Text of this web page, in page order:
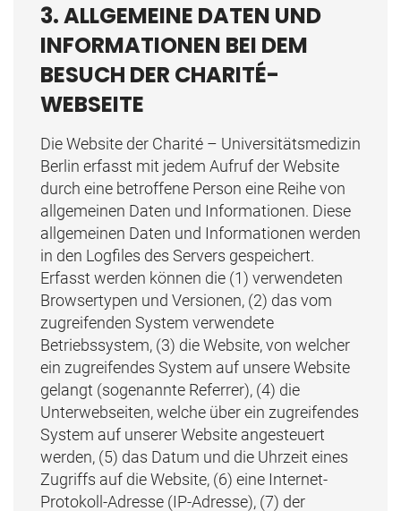
3. ALLGEMEINE DATEN UND
INFORMATIONEN BEI DEM
BESUCH DER CHARITÉ-
WEBSEITE
Die Website der Charité – Universitätsmedizin
Berlin erfasst mit jedem Aufruf der Website
durch eine betroffene Person eine Reihe von
allgemeinen Daten und Informationen. Diese
allgemeinen Daten und Informationen werden
in den Logfiles des Servers gespeichert.
Erfasst werden können die (1) verwendeten
Browsertypen und Versionen, (2) das vom
zugreifenden System verwendete
Betriebssystem, (3) die Website, von welcher
ein zugreifendes System auf unsere Website
gelangt (sogenannte Referrer), (4) die
Unterwebseiten, welche über ein zugreifendes
System auf unserer Website angesteuert
werden, (5) das Datum und die Uhrzeit eines
Zugriffs auf die Website, (6) eine Internet-
Protokoll-Adresse (IP-Adresse), (7) der